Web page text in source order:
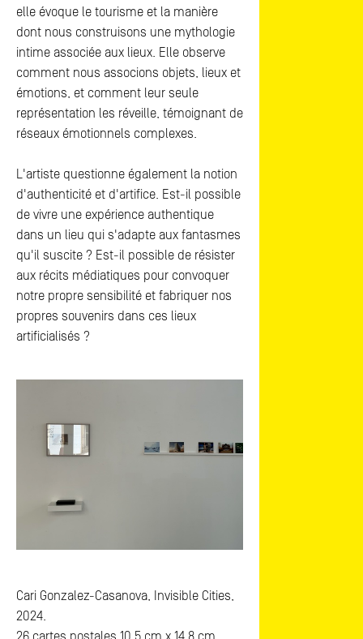
elle évoque le tourisme et la manière
dont nous construisons une mythologie
intime associée aux lieux. Elle observe
comment nous associons objets, lieux et
émotions, et comment leur seule
représentation les réveille, témoignant de
réseaux émotionnels complexes.
L'artiste questionne également la notion
d'authenticité et d'artifice. Est-il possible
de vivre une expérience authentique
dans un lieu qui s'adapte aux fantasmes
qu'il suscite ? Est-il possible de résister
aux récits médiatiques pour convoquer
notre propre sensibilité et fabriquer nos
propres souvenirs dans ces lieux
artificialisés ?
Cari Gonzalez-Casanova, Invisible Cities,
2024.